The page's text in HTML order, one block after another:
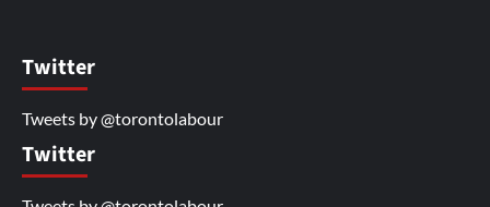
Twitter
Tweets by @torontolabour
Twitter